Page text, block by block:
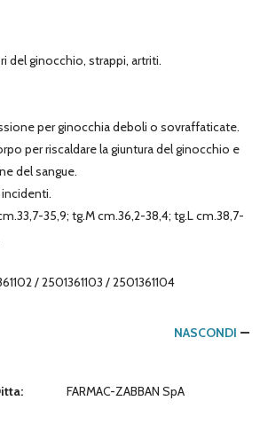
ginocchio, strappi, artriti.
per ginocchia deboli o sovraffaticate.
per riscaldare la giuntura del ginocchio e
del sangue.
35,9; tg.M cm.36,2-38,4; tg.L cm.38,7-
/ 2501361103 / 2501361104
NASCONDI
FARMAC-ZABBAN SpA